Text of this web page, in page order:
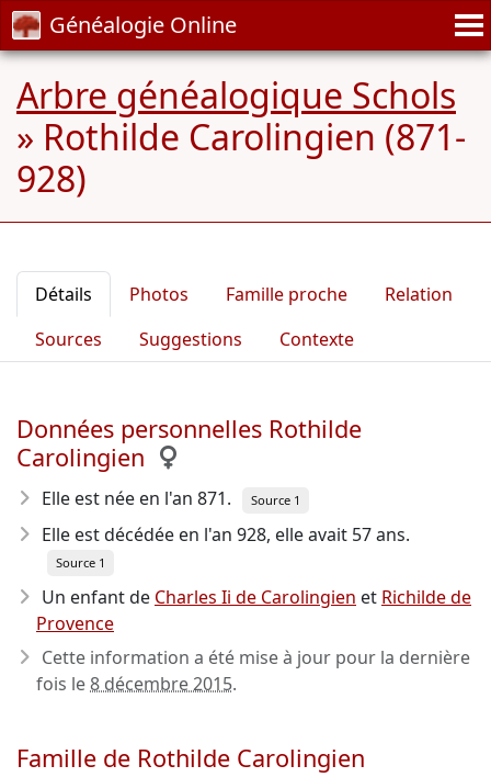
Généalogie Online
Arbre généalogique Schols
» Rothilde Carolingien (871-
928)
Détails Photos Famille proche
Relation
Sources
Suggestions Contexte
Données personnelles Rothilde
Carolingien
Elle est née en l'an 871. Source 1
Elle est décédée en l'an 928, elle avait 57 ans.
Source 1
Un enfant de Charles Ii de Carolingien et Richilde de
Provence
Cette information a été mise à jour pour la dernière
fois le8 décembre 2015.
Famille de Rothilde Carolingien